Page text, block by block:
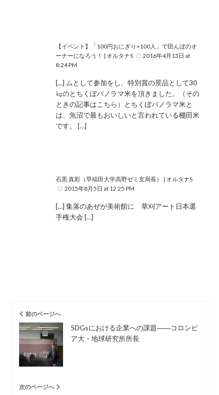
【イベント】「100円おにぎり×100人」で田んぼのオ
ーナーになろう！ | オルタナS
2016年4月13日 at
8:24 PM
[…] ムとして参加をし、特別賞の景品として30
㎏のとちくぼパノラマ米を頂きました。（その
ときの記事はこちら）とちくぼパノラマ米と
は、魚沼で最もおいしいと言われている棚田米
です。 […]
石黒 真彩（早稲田大学高野ゼミ支局長） | オルタナS
2015年8月5日 at 12:25 PM
[…] 集落のあぜが美術館に 草刈アート日本選
手権大会 […]
前のページへ
SDGsにおける企業への課題――コロンビ
ア大・地球研究所所長
次のページへ